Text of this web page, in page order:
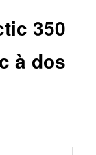
350
à dos